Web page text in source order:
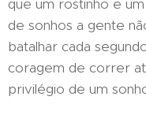
que um rostinho e
de sonhos a gente
batalhar cada
coragem de correr
privilégio de um